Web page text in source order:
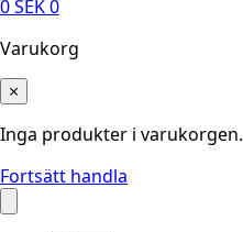
0SEK0
Varukorg
×
Inga produkter i varukorgen.
Fortsätt handla